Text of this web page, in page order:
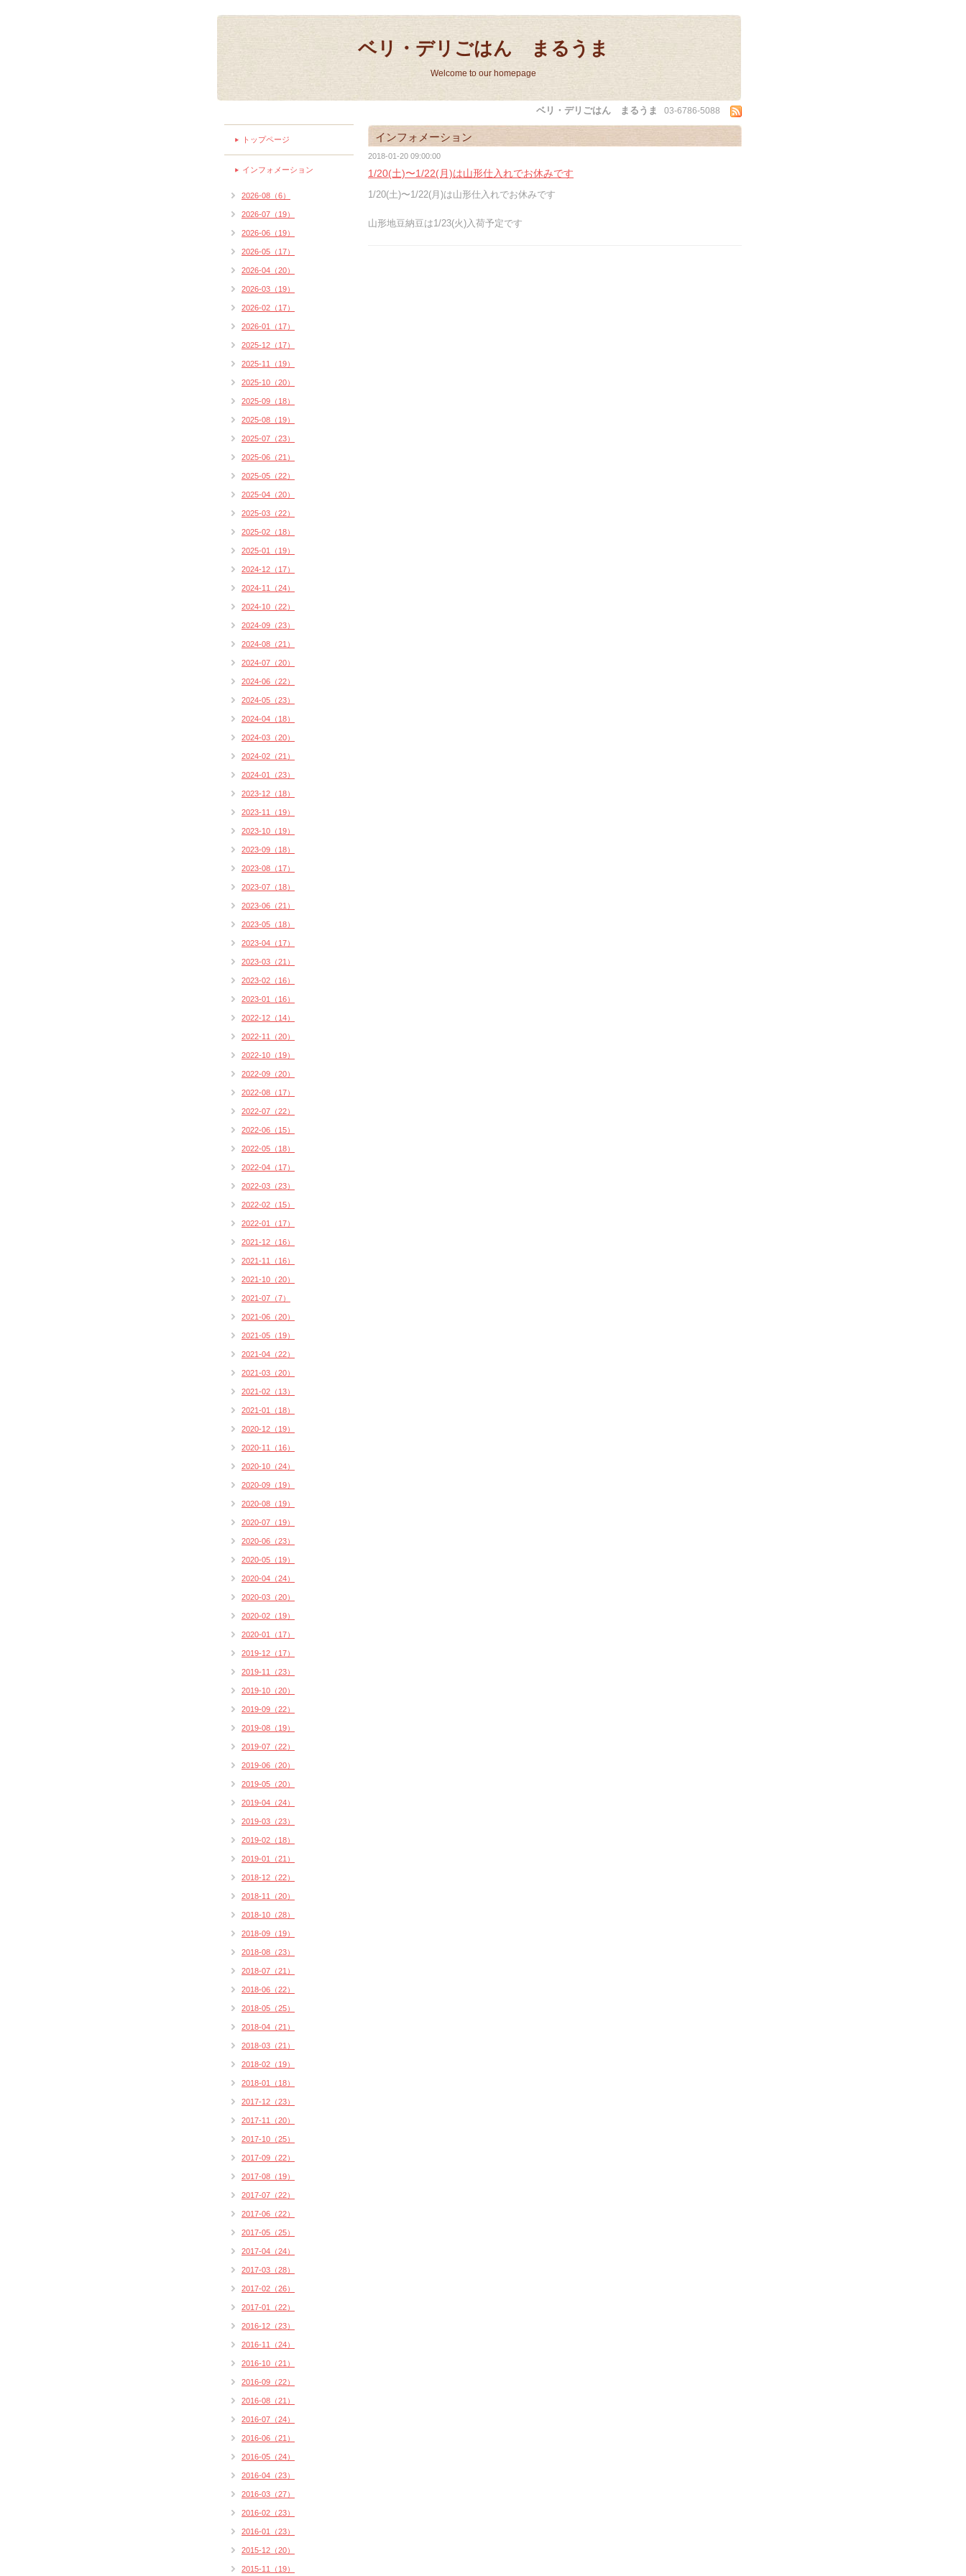
ベリ・デリごはん まるうま
Welcome to our homepage
ベリ・デリごはん まるうま 03-6786-5088
インフォメーション
2018-01-20 09:00:00
1/20(土)〜1/22(月)は山形仕入れでお休みです
1/20(土)〜1/22(月)は山形仕入れでお休みです
山形地豆納豆は1/23(火)入荷予定です
トップページ
インフォメーション
2026-08（6）
2026-07（19）
2026-06（19）
2026-05（17）
2026-04（20）
2026-03（19）
2026-02（17）
2026-01（17）
2025-12（17）
2025-11（19）
2025-10（20）
2025-09（18）
2025-08（19）
2025-07（23）
2025-06（21）
2025-05（22）
2025-04（20）
2025-03（22）
2025-02（18）
2025-01（19）
2024-12（17）
2024-11（24）
2024-10（22）
2024-09（23）
2024-08（21）
2024-07（20）
2024-06（22）
2024-05（23）
2024-04（18）
2024-03（20）
2024-02（21）
2024-01（23）
2023-12（18）
2023-11（19）
2023-10（19）
2023-09（18）
2023-08（17）
2023-07（18）
2023-06（21）
2023-05（18）
2023-04（17）
2023-03（21）
2023-02（16）
2023-01（16）
2022-12（14）
2022-11（20）
2022-10（19）
2022-09（20）
2022-08（17）
2022-07（22）
2022-06（15）
2022-05（18）
2022-04（17）
2022-03（23）
2022-02（15）
2022-01（17）
2021-12（16）
2021-11（16）
2021-10（20）
2021-07（7）
2021-06（20）
2021-05（19）
2021-04（22）
2021-03（20）
2021-02（13）
2021-01（18）
2020-12（19）
2020-11（16）
2020-10（24）
2020-09（19）
2020-08（19）
2020-07（19）
2020-06（23）
2020-05（19）
2020-04（24）
2020-03（20）
2020-02（19）
2020-01（17）
2019-12（17）
2019-11（23）
2019-10（20）
2019-09（22）
2019-08（19）
2019-07（22）
2019-06（20）
2019-05（20）
2019-04（24）
2019-03（23）
2019-02（18）
2019-01（21）
2018-12（22）
2018-11（20）
2018-10（28）
2018-09（19）
2018-08（23）
2018-07（21）
2018-06（22）
2018-05（25）
2018-04（21）
2018-03（21）
2018-02（19）
2018-01（18）
2017-12（23）
2017-11（20）
2017-10（25）
2017-09（22）
2017-08（19）
2017-07（22）
2017-06（22）
2017-05（25）
2017-04（24）
2017-03（28）
2017-02（26）
2017-01（22）
2016-12（23）
2016-11（24）
2016-10（21）
2016-09（22）
2016-08（21）
2016-07（24）
2016-06（21）
2016-05（24）
2016-04（23）
2016-03（27）
2016-02（23）
2016-01（23）
2015-12（20）
2015-11（19）